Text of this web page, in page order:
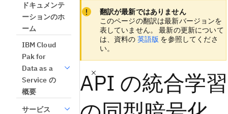
ドキュメンテ
ーションのホ
ーム
IBM Cloud
Pak for
Data as a
Service の
概要
サービス
翻訳が最新ではありません
このページの翻訳は最新バージョンを
表していません。 最新の更新について
は、資料の 英語版 を参照してくださ
い。
API の統合学習